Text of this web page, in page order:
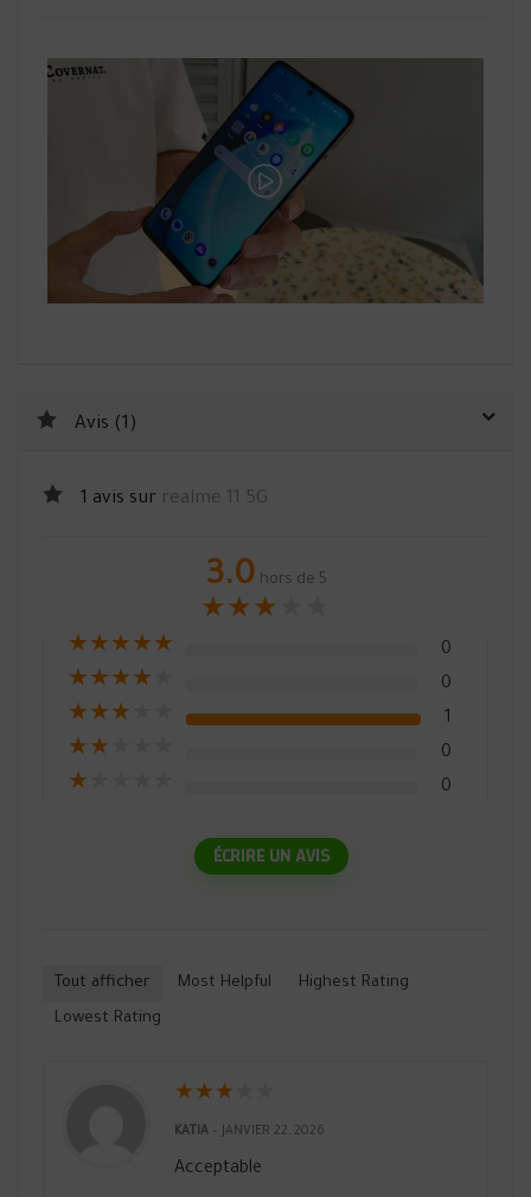
Avis (1)
1 avis sur realme 11 5G
3.0 hors de 5
★★★
★ ★ ★ ★ ★ 0
★ ★ ★ ★ 0
★ ★ ★ 1
★ ★ 0
★ 0
ÉCRIRE UN AVIS
Tout afficher Most Helpful
Highest Rating
Lowest Rating
★ ★ ★
KATIA – JANVIER 22, 2026
Acceptable